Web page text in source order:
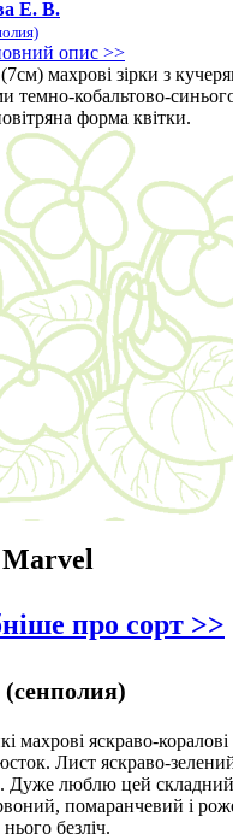
Е. В.
опис >>
махрові зірки з
темно-кобальтово-
форма квітки.
про сорт >>
махрові яскраво-
Лист яскраво-
Дуже люблю цей складний
помаранчевий і
нього безліч.